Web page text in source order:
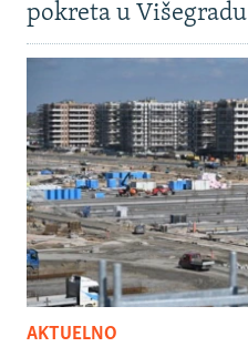
pokreta u Višegradu
AKTUELNO